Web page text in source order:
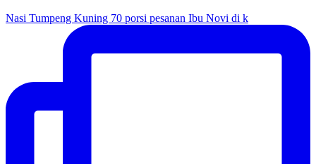
Nasi Tumpeng Kuning 70 porsi pesanan Ibu Novi di k